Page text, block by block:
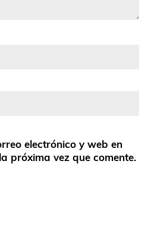
electrónico y web en
próxima vez que comente.